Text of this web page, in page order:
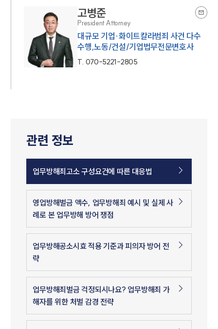
고병준
President Attorney
대규모 기업·화이트칼라범죄 사건 다수
수행,노동/건설/기업법무전문변호사
T. 070-5221-2805
관련 정보
업무방해죄고소 구성요건에 따른 대응법
영업방해벌금 액수, 업무방해죄 예시 및 실제 사
례로 본 업무방해 방어 쟁점
업무방해공소시효 적용 기준과 피의자 방어 전
략
업무방해죄벌금 걱정되시나요? 업무방해죄 가
해자를 위한 처벌 감경 전략